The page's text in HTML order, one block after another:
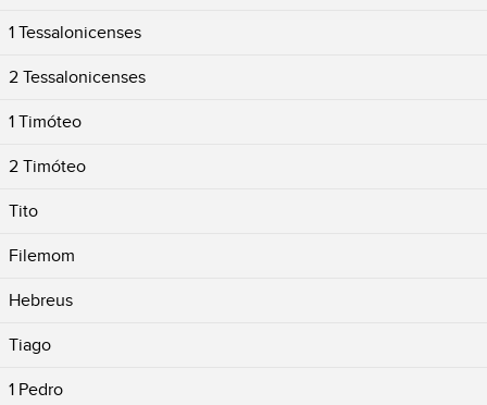
1 Tessalonicenses
2 Tessalonicenses
1 Timóteo
2 Timóteo
Tito
Filemom
Hebreus
Tiago
1 Pedro